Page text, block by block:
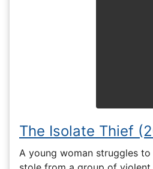
The Isolate Thief
A young woman struggles